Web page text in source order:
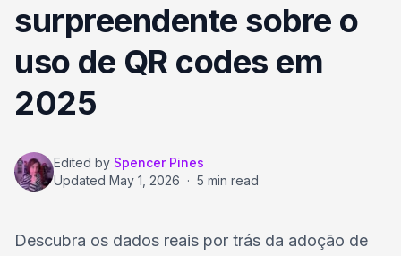
surpreendente sobre o
uso de QR codes em
2025
Edited by Spencer Pines
Updated May 1, 2026 · 5 min read
Descubra os dados reais por trás da adoção de